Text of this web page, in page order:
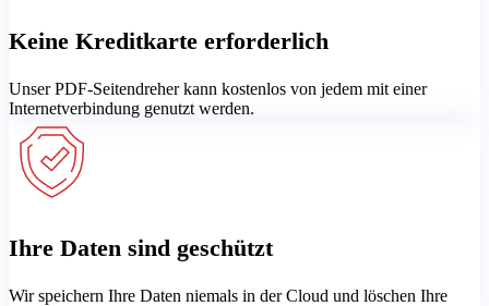
Keine Kreditkarte erforderlich
Unser PDF-Seitendreher kann kostenlos von jedem mit einer
Internetverbindung genutzt werden.
Ihre Daten sind geschützt
Wir speichern Ihre Daten niemals in der Cloud und löschen Ihre